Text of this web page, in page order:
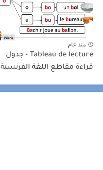
منذ عام
Tableau de lecture - جدول
قراءة مقاطع اللغة الفرنسية